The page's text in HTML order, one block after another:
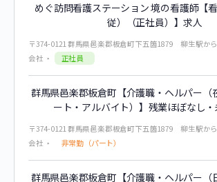
めぐ訪問看護ステーション 境の看護師【
従）（正社員）】求人
〒374-0121 群馬県邑楽郡板倉町下五箇1879 柳生駅か
会社
正社員
群馬県邑楽郡板倉町【介護職・ヘルパー（
ート・アルバイト）】残業ほぼなし
〒374-0121 群馬県邑楽郡板倉町下五箇1879 柳生駅か
会社
非常勤（パート）
群馬県邑楽郡板倉町【介護職・ヘルパー（